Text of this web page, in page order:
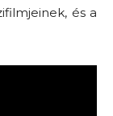
és a